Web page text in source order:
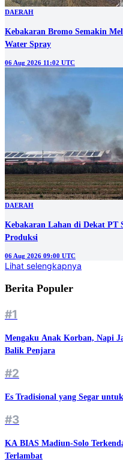
DAERAH
Kebakaran Bromo Semakin
Water Spray
06 Aug 2026 11:02 UTC
DAERAH
Kebakaran Lahan di Dekat PT
Produksi
06 Aug 2026 09:00 UTC
Lihat selengkapnya
Berita Populer
#1
Mengaku Anak Korban, Napi
Balik Penjara
#2
Es Tradisional yang Segar
#3
KA BIAS Madiun-Solo
Terlambat